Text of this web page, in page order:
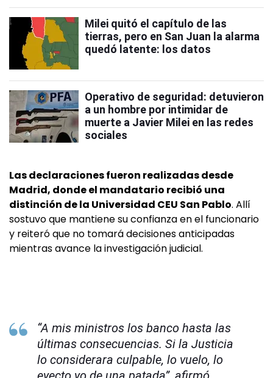
Milei quitó el capítulo de las
tierras, pero en San Juan la alarma
quedó latente: los datos
Operativo de seguridad: detuvieron
a un hombre por intimidar de
muerte a Javier Milei en las redes
sociales
Las declaraciones fueron realizadas desde
Madrid, donde el mandatario recibió una
distinción de la Universidad CEU San Pablo. Allí
sostuvo que mantiene su confianza en el funcionario
y reiteró que no tomará decisiones anticipadas
mientras avance la investigación judicial.
“A mis ministros los banco hasta las
últimas consecuencias. Si la Justicia
lo considerara culpable, lo vuelo, lo